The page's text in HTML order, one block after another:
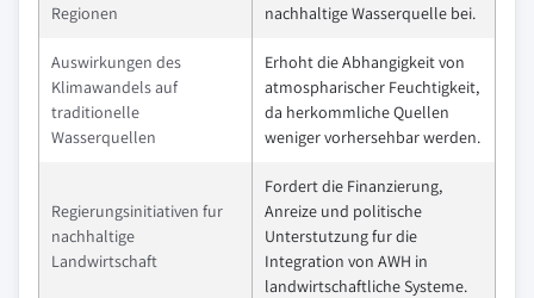
Regionen
nachhaltige Wasserquelle bei.
Auswirkungen des
Klimawandels auf
traditionelle
Wasserquellen
Erhoht die Abhangigkeit von
atmospharischer Feuchtigkeit,
da herkommliche Quellen
weniger vorhersehbar werden.
Regierungsinitiativen fur
nachhaltige
Landwirtschaft
Fordert die Finanzierung,
Anreize und politische
Unterstutzung fur die
Integration von AWH in
landwirtschaftliche Systeme.